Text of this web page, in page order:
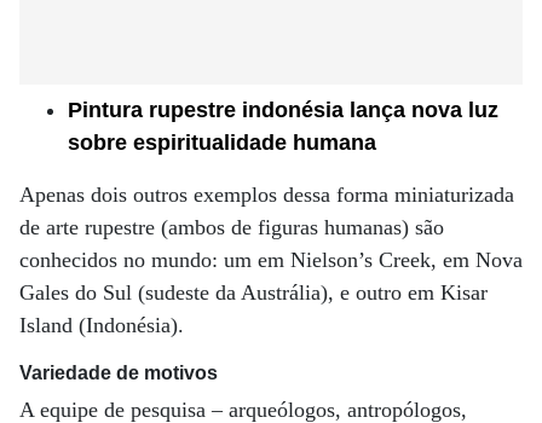
Pintura rupestre indonésia lança nova luz
sobre espiritualidade humana
Apenas dois outros exemplos dessa forma miniaturizada
de arte rupestre (ambos de figuras humanas) são
conhecidos no mundo: um em Nielson’s Creek, em Nova
Gales do Sul (sudeste da Austrália), e outro em Kisar
Island (Indonésia).
Variedade de motivos
A equipe de pesquisa – arqueólogos, antropólogos,